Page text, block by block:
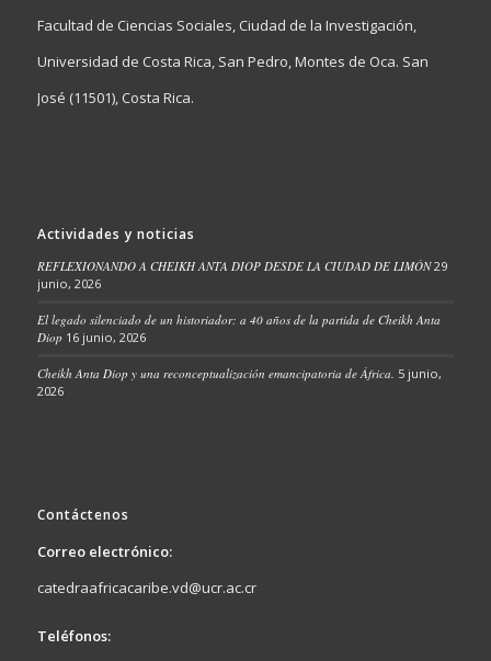
Facultad de Ciencias Sociales, Ciudad de la Investigación,
Universidad de Costa Rica, San Pedro, Montes de Oca. San
José (11501), Costa Rica.
Actividades y noticias
REFLEXIONANDO A CHEIKH ANTA DIOP DESDE LA CIUDAD DE LIMÓN 29
junio, 2026
El legado silenciado de un historiador: a 40 años de la partida de Cheikh Anta
Diop 16 junio, 2026
Cheikh Anta Diop y una reconceptualización emancipatoria de África. 5 junio,
2026
Contáctenos
Correo electrónico:
catedraafricacaribe.vd@ucr.ac.cr
Teléfonos: